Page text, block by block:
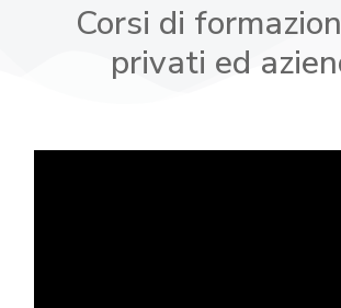
Corsi di
privati ed